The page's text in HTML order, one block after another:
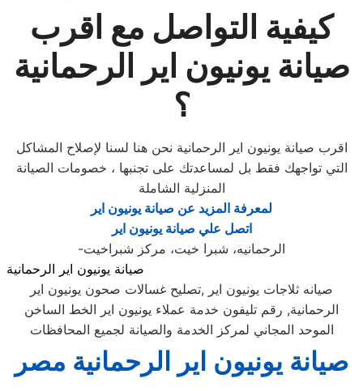
كيفية التواصل مع اقرب
صيانة يونيون اير الرحمانية
؟
اقرب صيانة يونيون اير الرحمانية نحن هنا لسنا لإصلاح المشاكل
التي تواجهك فقط بل لمساعدتك على تجنبها ، خصومات الصيانة
المنزلية الشاملة
لمعرفة المزيد عن صيانة يونيون اير
اتصل علي صيانة يونيون اير
-الرحمانيه، شبرا خيت، مركز شبراخيت
صيانة يونيون اير الرحمانية
صيانه ثلاجات يونيون اير ,تصليح غسالات صحون يونيون اير
الرحمانية, رقم تليفون خدمة عملاء يونيون اير الخط الساخن
الموحد المجاني لمركز الخدمة والصيانة لجميع المحافظات
صيانة يونيون اير الرحمانية مصر